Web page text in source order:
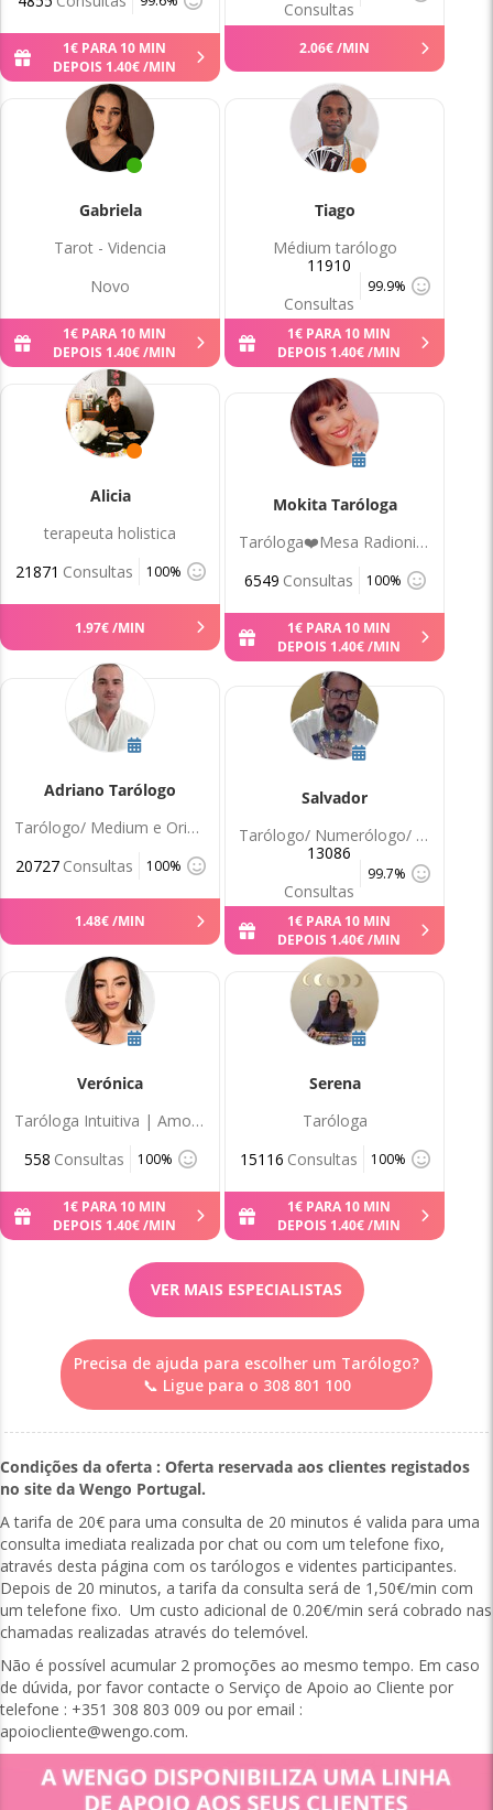
1€ PARA 10 MIN
DEPOIS 1.40€/MIN
Consultas
2.06€/MIN
Gabriela
Tarot - Videncia
Novo
1€ PARA 10 MIN
DEPOIS 1.40€/MIN
Tiago
Médium tarólogo
11910
Consultas
99.9%
1€ PARA 10 MIN
DEPOIS 1.40€/MIN
Alicia
terapeuta holistica
21871 Consultas 100%
1.97€/MIN
Mokita Taróloga
Taróloga❤️Mesa Radionica
6549 Consultas 100%
1€ PARA 10 MIN
DEPOIS 1.40€/MIN
Adriano Tarólogo
Tarólogo/ Medium e Orientador
20727 Consultas 100%
1.48€/MIN
Salvador
Tarólogo/ Numerólogo/ Terapeuta
13086
Consultas
99.7%
1€ PARA 10 MIN
DEPOIS 1.40€/MIN
Verónica
Taróloga Intuitiva | Amor e Vida
558 Consultas 100%
1€ PARA 10 MIN
DEPOIS 1.40€/MIN
Serena
Taróloga
15116 Consultas 100%
1€ PARA 10 MIN
DEPOIS 1.40€/MIN
VER MAIS ESPECIALISTAS
Precisa de ajuda para escolher um Tarólogo?
📞 Ligue para o 308 801 100
Condições da oferta : Oferta reservada aos clientes registados
no site da Wengo Portugal.
A tarifa de 20€ para uma consulta de 20 minutos é valida para uma
consulta imediata realizada por chat ou com um telefone fixo,
através desta página com os tarólogos e videntes participantes.
Depois de 20 minutos, a tarifa da consulta será de 1,50€/min com
um telefone fixo. Um custo adicional de 0.20€/min será cobrado nas
chamadas realizadas através do telemóvel.
Não é possível acumular 2 promoções ao mesmo tempo. Em caso
de dúvida, por favor contacte o Serviço de Apoio ao Cliente por
telefone : +351 308 803 009 ou por email :
apoiocliente@wengo.com.